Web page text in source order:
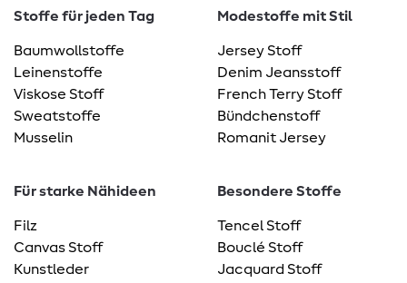
Stoffe für jeden Tag
Baumwollstoffe
Leinenstoffe
Viskose Stoff
Sweatstoffe
Musselin
Modestoffe mit Stil
Jersey Stoff
Denim Jeansstoff
French Terry Stoff
Bündchenstoff
Romanit Jersey
Für starke Nähideen
Filz
Canvas Stoff
Kunstleder
Besondere Stoffe
Tencel Stoff
Bouclé Stoff
Jacquard Stoff